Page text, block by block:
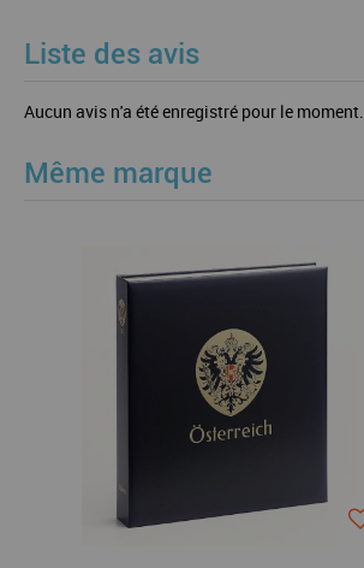
Liste des avis
Aucun avis n'a été enregistré pour le moment.
Même marque